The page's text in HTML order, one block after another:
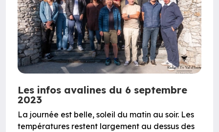
Les infos avalines du 6 septembre
2023
La journée est belle, soleil du matin au soir. Les
températures restent largement au dessus des